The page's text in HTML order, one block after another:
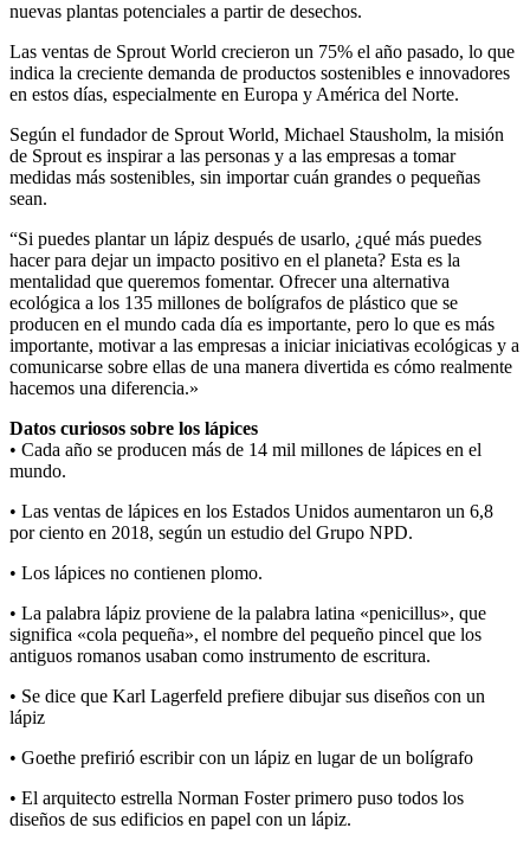
nuevas plantas potenciales a partir de desechos.
Las ventas de Sprout World crecieron un 75% el año pasado, lo que
indica la creciente demanda de productos sostenibles e innovadores
en estos días, especialmente en Europa y América del Norte.
Según el fundador de Sprout World, Michael Stausholm, la misión
de Sprout es inspirar a las personas y a las empresas a tomar
medidas más sostenibles, sin importar cuán grandes o pequeñas
sean.
“Si puedes plantar un lápiz después de usarlo, ¿qué más puedes
hacer para dejar un impacto positivo en el planeta? Esta es la
mentalidad que queremos fomentar. Ofrecer una alternativa
ecológica a los 135 millones de bolígrafos de plástico que se
producen en el mundo cada día es importante, pero lo que es más
importante, motivar a las empresas a iniciar iniciativas ecológicas y a
comunicarse sobre ellas de una manera divertida es cómo realmente
hacemos una diferencia.»
Datos curiosos sobre los lápices
• Cada año se producen más de 14 mil millones de lápices en el
mundo.
• Las ventas de lápices en los Estados Unidos aumentaron un 6,8
por ciento en 2018, según un estudio del Grupo NPD.
• Los lápices no contienen plomo.
• La palabra lápiz proviene de la palabra latina «penicillus», que
significa «cola pequeña», el nombre del pequeño pincel que los
antiguos romanos usaban como instrumento de escritura.
• Se dice que Karl Lagerfeld prefiere dibujar sus diseños con un
lápiz
• Goethe prefirió escribir con un lápiz en lugar de un bolígrafo
• El arquitecto estrella Norman Foster primero puso todos los
diseños de sus edificios en papel con un lápiz.